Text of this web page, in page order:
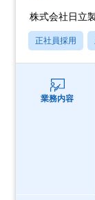
株式会社日立
正社員採用
業務内容